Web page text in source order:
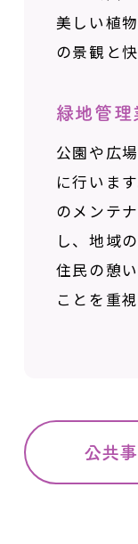
美しい植
の景観と
緑地管理
公園や広
に行います
のメンテ
し、地域
住民の憩
ことを重
公共